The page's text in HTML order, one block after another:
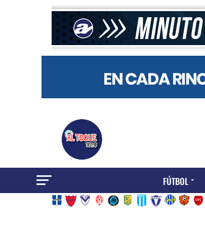
FÚTBOL